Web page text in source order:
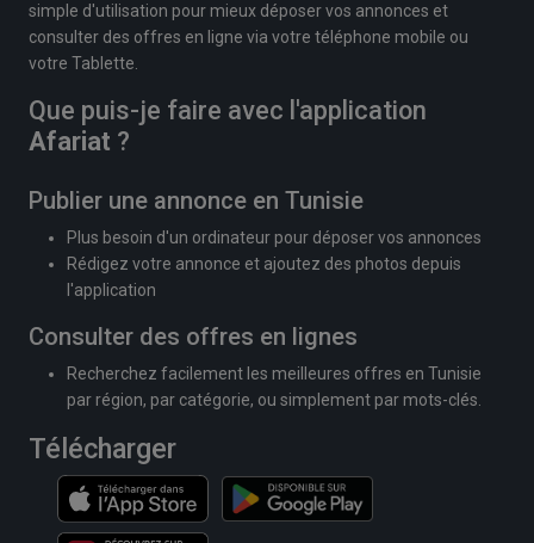
simple d'utilisation pour mieux déposer vos annonces et
consulter des offres en ligne via votre téléphone mobile ou
votre Tablette.
Que puis-je faire avec l'application
Afariat ?
Publier une annonce en Tunisie
Plus besoin d'un ordinateur pour déposer vos annonces
Rédigez votre annonce et ajoutez des photos depuis
l'application
Consulter des offres en lignes
Recherchez facilement les meilleures offres en Tunisie
par région, par catégorie, ou simplement par mots-clés.
Télécharger